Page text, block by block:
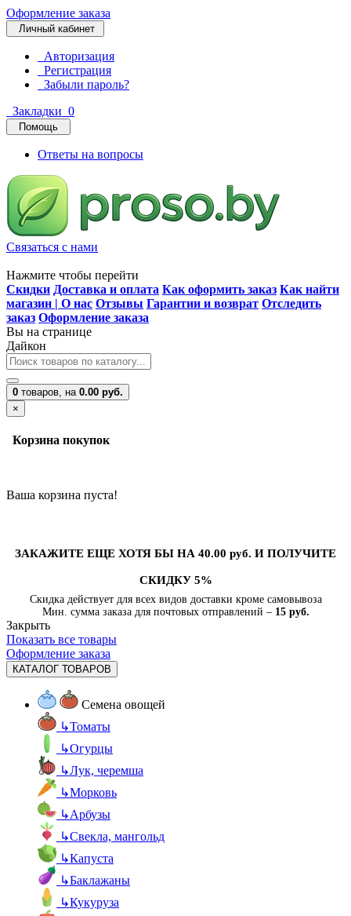
Оформление заказа
Личный кабинет
Авторизация
Регистрация
Забыли пароль?
Закладки 0
Помощь
Ответы на вопросы
Связаться с нами
Нажмите чтобы перейти
Скидки Доставка и оплата Как оформить заказ Как найти
магазин | О нас Отзывы Гарантии и возврат Отследить
заказ Оформление заказа
Вы на странице
Дайкон
0 товаров, на 0.00 руб.
×
Корзина покупок
Ваша корзина пуста!
ЗАКАЖИТЕ ЕЩЕ ХОТЯ БЫ НА 40.00 руб. И ПОЛУЧИТЕ
СКИДКУ 5%
Скидка действует для всех видов доставки кроме самовывоза
Мин. сумма заказа для почтовых отправлений – 15 руб.
Закрыть
Показать все товары
Оформление заказа
КАТАЛОГ ТОВАРОВ
Семена овощей
↳Томаты
↳Огурцы
↳Лук, черемша
↳Морковь
↳Арбузы
↳Свекла, мангольд
↳Капуста
↳Баклажаны
↳Кукуруза